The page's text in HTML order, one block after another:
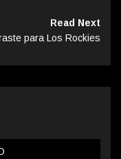
Read Next
para Los Rockies